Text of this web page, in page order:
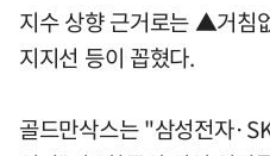
지수 상향 근거로는 ▲거침
지지선 등이 꼽혔다.
골드만삭스는 "삼성전자